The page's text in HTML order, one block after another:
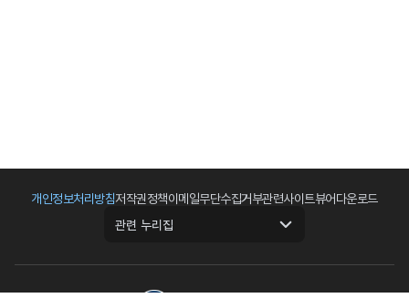
개인정보처리방침저작권정책이메일무단수집거부관련사이트뷰어다운로드
관련 누리집